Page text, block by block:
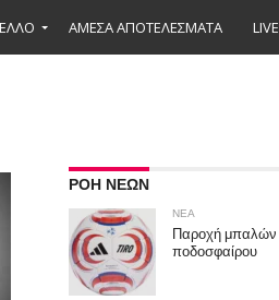
ΑΜΕΣΑ ΑΠΟΤΕΛΕΣΜΑΤΑ LIVE
ΡΟΗ ΝΕΩΝ
ΝΕΑ
Παροχή μπαλών
ποδοσφαίρου